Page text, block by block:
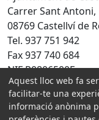
Carrer Sant Antoni,
08769 Castellví de
Tel. 937 751 942
Fax 937 740 684
NIF P0806500E
Amb la
Aquest lloc web fa
facilitar-te una
informació anònima